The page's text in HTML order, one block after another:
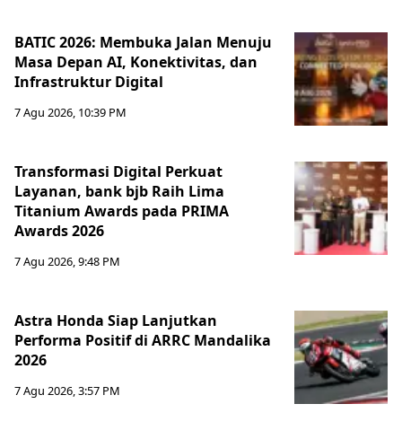
BATIC 2026: Membuka Jalan Menuju
Masa Depan AI, Konektivitas, dan
Infrastruktur Digital
7 Agu 2026, 10:39 PM
Transformasi Digital Perkuat
Layanan, bank bjb Raih Lima
Titanium Awards pada PRIMA
Awards 2026
7 Agu 2026, 9:48 PM
Astra Honda Siap Lanjutkan
Performa Positif di ARRC Mandalika
2026
7 Agu 2026, 3:57 PM